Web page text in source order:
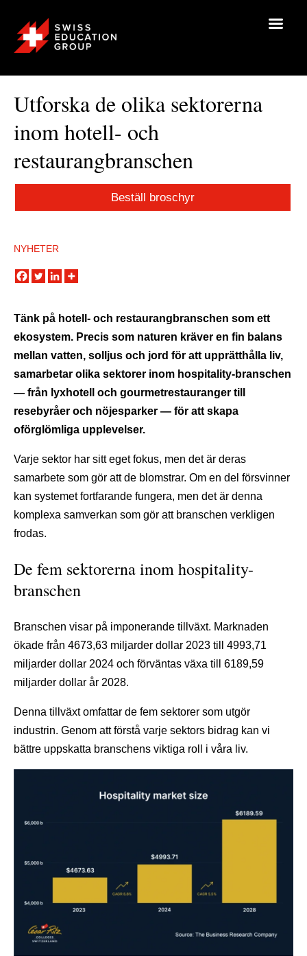
Utforska de olika sektorerna
inom hotell- och
restaurangbranschen
Beställ broschyr
NYHETER
Tänk på hotell- och restaurangbranschen som ett
ekosystem. Precis som naturen kräver en fin balans
mellan vatten, solljus och jord för att upprätthålla liv,
samarbetar olika sektorer inom hospitality-branschen
— från lyxhotell och gourmetrestauranger till
resebyråer och nöjesparker — för att skapa
oförglömliga upplevelser.
Varje sektor har sitt eget fokus, men det är deras
samarbete som gör att de blomstrar. Om en del försvinner
kan systemet fortfarande fungera, men det är denna
komplexa samverkan som gör att branschen verkligen
frodas.
De fem sektorerna inom hospitality-
branschen
Branschen visar på imponerande tillväxt. Marknaden
ökade från 4673,63 miljarder dollar 2023 till 4993,71
miljarder dollar 2024 och förväntas växa till 6189,59
miljarder dollar år 2028.
Denna tillväxt omfattar de fem sektorer som utgör
industrin. Genom att förstå varje sektors bidrag kan vi
bättre uppskatta branschens viktiga roll i våra liv.